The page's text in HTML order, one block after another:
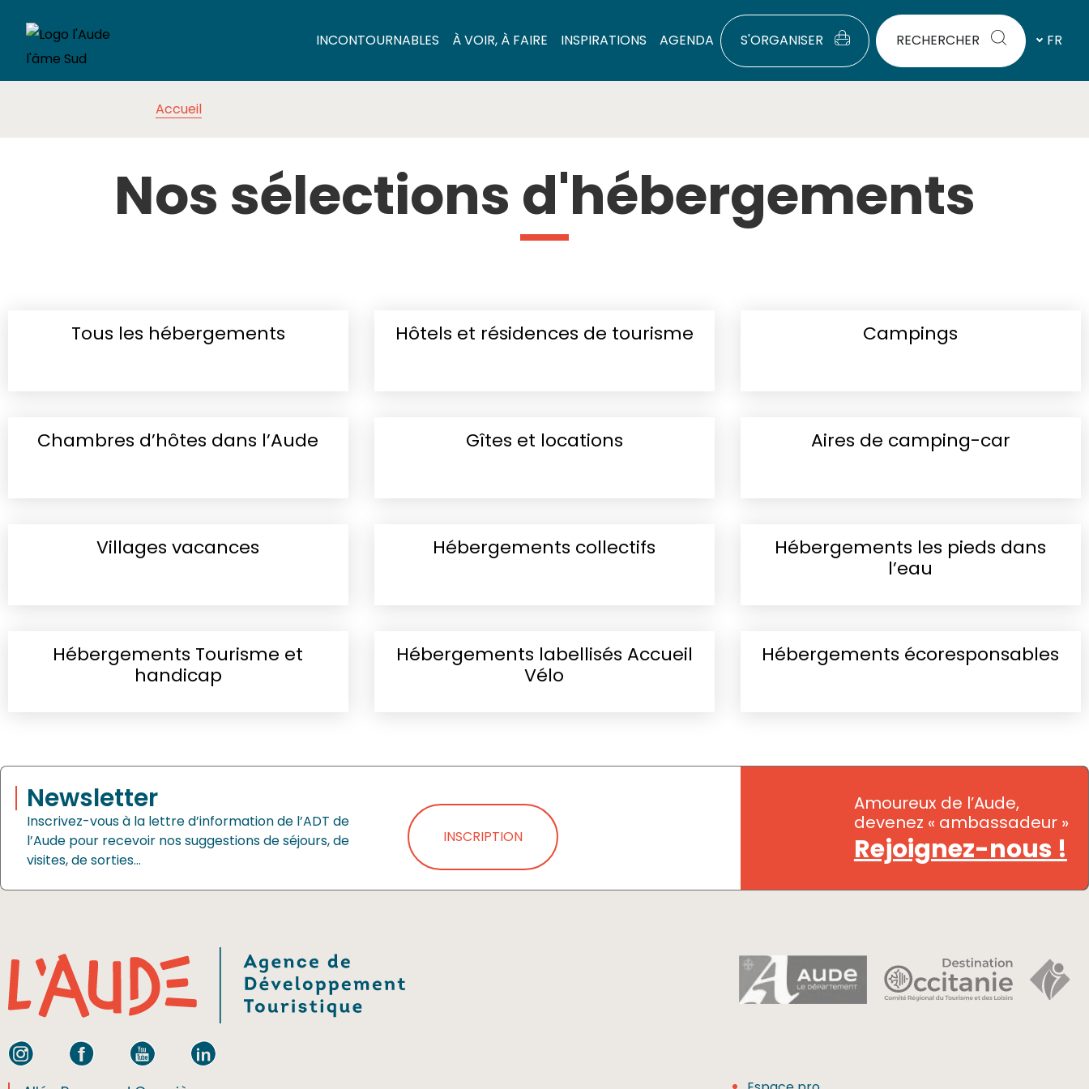
INCONTOURNABLES À VOIR, À FAIRE INSPIRATIONS AGENDA S'ORGANISER RECHERCHER FR
Accueil
Nos sélections d'hébergements
Tous les hébergements Hôtels et résidences de tourisme Campings
Chambres d’hôtes dans l’Aude Gîtes et locations Aires de camping-car
Villages vacances Hébergements collectifs
Hébergements les pieds dans
l’eau
Hébergements Tourisme et
handicap
Hébergements labellisés Accueil
Vélo
Hébergements écoresponsables
Newsletter
Inscrivez-vous à la lettre d’information de l’ADT de
l’Aude pour recevoir nos suggestions de séjours, de
visites, de sorties…
INSCRIPTION
Amoureux de l’Aude,
devenez « ambassadeur »
Rejoignez-nous !